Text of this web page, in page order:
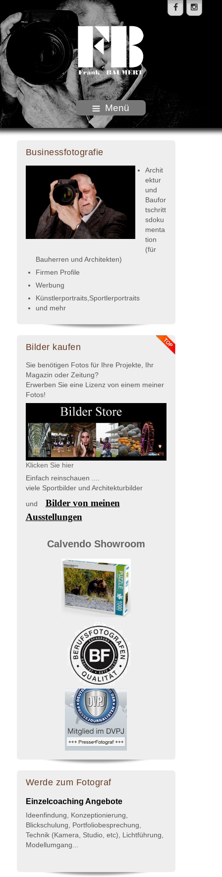
Menü
Businessfotografie
Archit
ektur
und
Baufor
tschritt
sdoku
menta
tion
(für
Bauherren und Architekten)
Firmen Profile
Werbung
Künstlerportraits,Sportlerportraits
und mehr
Bilder kaufen
Sie benötigen Fotos für Ihre Projekte, Ihr
Magazin oder Zeitung?
Erwerben Sie eine Lizenz von einem meiner
Fotos!
Klicken Sie hier
Einfach reinschauen ....
viele Sportbilder und Architekturbilder
und
Bilder von meinen
Ausstellungen
Calvendo Showroom
Werde zum Fotograf
Einzelcoaching Angebote
Ideenfindung, Konzeptionierung,
Blickschulung, Portfoliobesprechung,
Technik (Kamera, Studio, etc), Lichtführung,
Modellumgang...